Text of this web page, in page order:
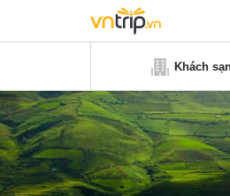
Khách